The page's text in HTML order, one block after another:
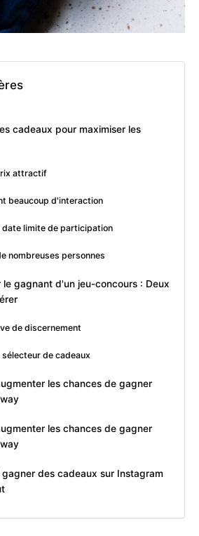
cadeaux pour maximiser les
attractif
beaucoup d'interaction
date limite de participation
nombreuses personnes
le gagnant d'un jeu-concours : Deux
de discernement
de cadeaux
les chances de gagner
les chances de gagner
des cadeaux sur Instagram